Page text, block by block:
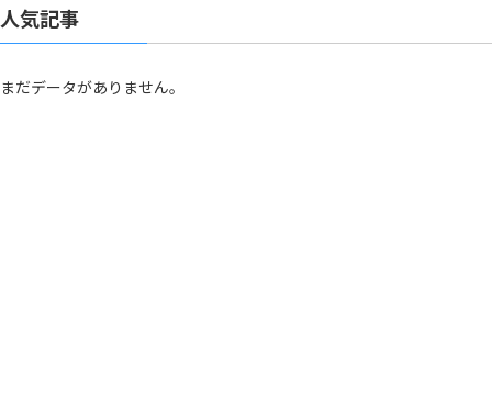
人気記事
まだデータがありません。